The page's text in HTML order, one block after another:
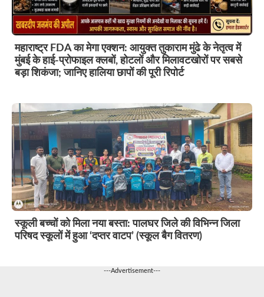
महाराष्ट्र FDA का मेगा एक्शन: आयुक्त तुकाराम मुंढे के नेतृत्व में
मुंबई के हाई-प्रोफाइल क्लबों, होटलों और मिलावटखोरों पर सबसे
बड़ा शिकंजा; जानिए हालिया छापों की पूरी रिपोर्ट
स्कूली बच्चों को मिला नया बस्ता: पालघर जिले की विभिन्न जिला
परिषद स्कूलों में हुआ ‘दप्तर वाटप’ (स्कूल बैग वितरण)
---Advertisement---